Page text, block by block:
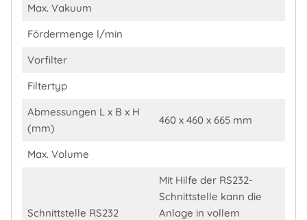
Max. Vakuum
Fördermenge l/min
Vorfilter
Filtertyp
Abmessungen L x B x H
(mm)
460 x 460 x 665 mm
Max. Volume
Schnittstelle RS232
Mit Hilfe der RS232-
Schnittstelle kann die
Anlage in vollem